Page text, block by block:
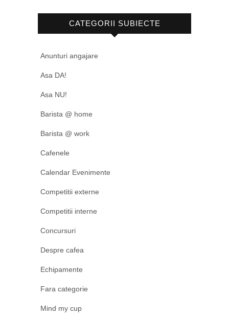
CATEGORII SUBIECTE
Anunturi angajare
Asa DA!
Asa NU!
Barista @ home
Barista @ work
Cafenele
Calendar Evenimente
Competitii externe
Competitii interne
Concursuri
Despre cafea
Echipamente
Fara categorie
Mind my cup